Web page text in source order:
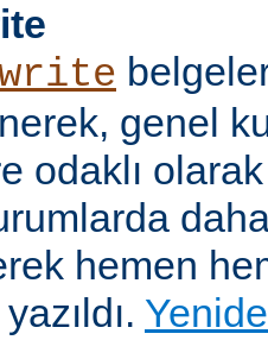
genel
odaklı
hemen